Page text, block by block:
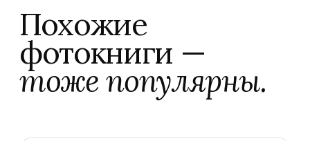
Похожие
фотокниги —
тоже популярны.